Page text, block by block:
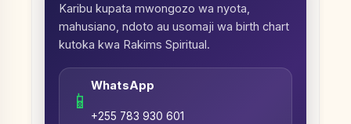
Karibu kupata mwongozo wa nyota,
mahusiano, ndoto au usomaji wa birth chart
kutoka kwa Rakims Spiritual.
📱
WhatsApp
+255 783 930 601